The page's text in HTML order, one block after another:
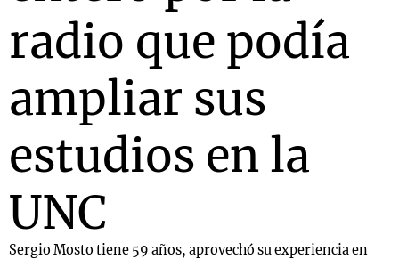
radio que podía
ampliar sus
estudios en la
UNC
Sergio Mosto tiene 59 años, aprovechó su experiencia en